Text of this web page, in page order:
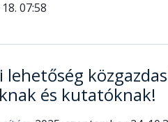
07:58
lehetőség
és kutatóknak!